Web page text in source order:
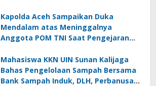
Zaman
Kapolda Aceh Sampaikan Duka
Mendalam atas Meninggalnya
Anggota POM TNI Saat Pengejaran
Bireuen
Mahasiswa KKN UIN Sunan Kalijaga
Bahas Pengelolaan Sampah Bersama
Bank Sampah Induk, DLH, Perbanusa